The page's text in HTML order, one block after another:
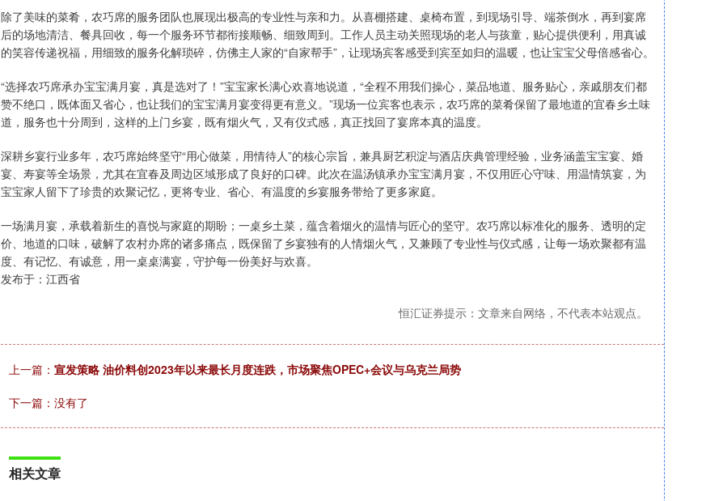
除了美味的菜肴，农巧席的服务团队也展现出极高的专业性与亲和力。从喜棚搭建、桌椅布置，到现场引导、端茶倒水，再到宴席
后的场地清洁、餐具回收，每一个服务环节都衔接顺畅、细致周到。工作人员主动关照现场的老人与孩童，贴心提供便利，用真诚
的笑容传递祝福，用细致的服务化解琐碎，仿佛主人家的“自家帮手”，让现场宾客感受到宾至如归的温暖，也让宝宝父母倍感省心。
“选择农巧席承办宝宝满月宴，真是选对了！”宝宝家长满心欢喜地说道，“全程不用我们操心，菜品地道、服务贴心，亲戚朋友们都
赞不绝口，既体面又省心，也让我们的宝宝满月宴变得更有意义。”现场一位宾客也表示，农巧席的菜肴保留了最地道的宜春乡土味
道，服务也十分周到，这样的上门乡宴，既有烟火气，又有仪式感，真正找回了宴席本真的温度。
深耕乡宴行业多年，农巧席始终坚守“用心做菜，用情待人”的核心宗旨，兼具厨艺积淀与酒店庆典管理经验，业务涵盖宝宝宴、婚
宴、寿宴等全场景，尤其在宜春及周边区域形成了良好的口碑。此次在温汤镇承办宝宝满月宴，不仅用匠心守味、用温情筑宴，为
宝宝家人留下了珍贵的欢聚记忆，更将专业、省心、有温度的乡宴服务带给了更多家庭。
一场满月宴，承载着新生的喜悦与家庭的期盼；一桌乡土菜，蕴含着烟火的温情与匠心的坚守。农巧席以标准化的服务、透明的定
价、地道的口味，破解了农村办席的诸多痛点，既保留了乡宴独有的人情烟火气，又兼顾了专业性与仪式感，让每一场欢聚都有温
度、有记忆、有诚意，用一桌桌满宴，守护每一份美好与欢喜。
发布于：江西省
恒汇证券提示：文章来自网络，不代表本站观点。
上一篇： 宣发策略 油价料创2023年以来最长月度连跌，市场聚焦OPEC+会议与乌克兰局势
下一篇：没有了
相关文章